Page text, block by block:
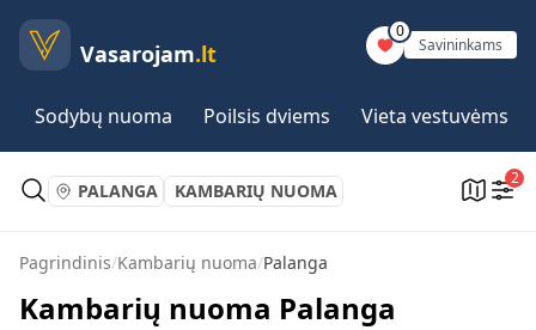
Vasarojam.lt
0
Savininkams
Sodybų nuoma Poilsis dviems Vieta vestuvėms
PALANGA KAMBARIŲ NUOMA
2
Pagrindinis/Kambarių nuoma/Palanga
Kambarių nuoma Palanga